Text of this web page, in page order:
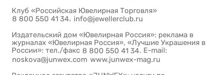
Клуб «Российская Ювелирная Торговля»
8 800 550 41 34, info@jewellerclub.ru
Издательский дом «Ювелирная Россия»: реклама в
журналах «Ювелирная Россия», «Лучшие Украшения в
России»: тел./факс 8 800 550 41 34. E-mail:
noskova@junwex.com www.junwex-mag.ru